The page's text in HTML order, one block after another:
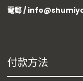
電郵 /
付款方法